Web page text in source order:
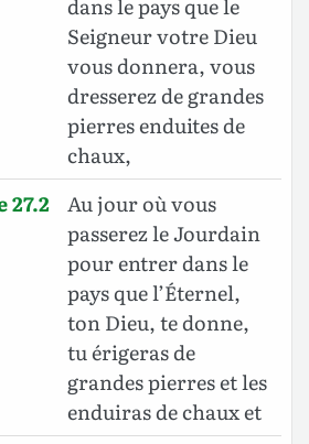
dans le pays que le
Seigneur votre Dieu
vous donnera, vous
dresserez de grandes
pierres enduites de
chaux,
27.2 Au jour où vous
passerez le Jourdain
pour entrer dans le
pays que l’Éternel,
ton Dieu, te donne,
tu érigeras de
grandes pierres et les
enduiras de chaux et